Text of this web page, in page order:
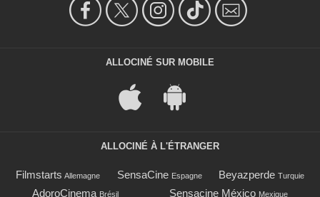
ALLOCINÉ SUR MOBILE
ALLOCINÉ À L'ÉTRANGER
Filmstarts Allemagne SensaCine Espagne Beyazperde Turquie
AdoroCinema Brésil Sensacine México Mexique